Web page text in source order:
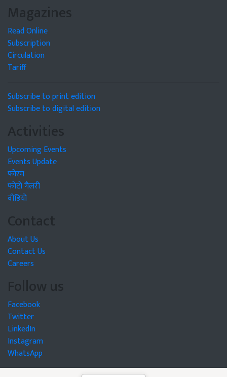
Magazines
Read Online
Subscription
Circulation
Tariff
Subscribe to print edition
Subscribe to digital edition
Activities
Upcoming Events
Events Update
फोरम
फोटो गैलरी
वीडियो
Contact
About Us
Contact Us
Careers
Follow us
Facebook
Twitter
LinkedIn
Instagram
WhatsApp